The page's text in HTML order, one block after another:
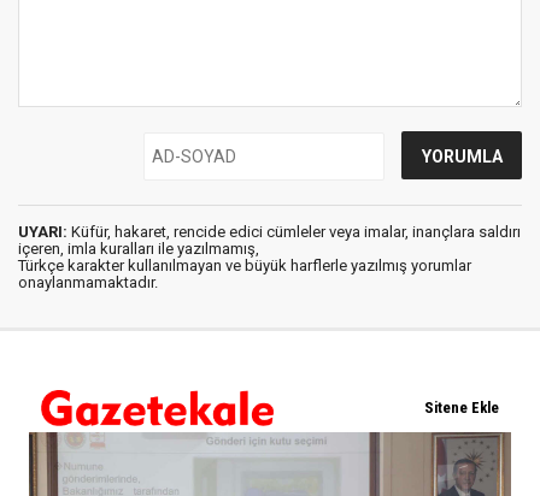
UYARI: Küfür, hakaret, rencide edici cümleler veya imalar, inançlara saldırı
içeren, imla kuralları ile yazılmamış,
Türkçe karakter kullanılmayan ve büyük harflerle yazılmış yorumlar
onaylanmamaktadır.